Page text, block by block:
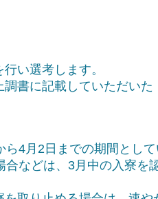
い選考します。
書に記載していただいた
4月2日までの期間として
などは、3月中の入寮を